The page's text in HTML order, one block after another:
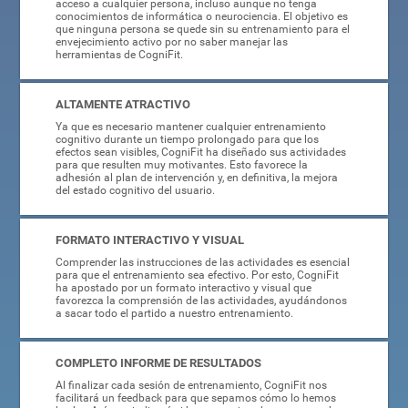
acceso a cualquier persona, incluso aunque no tenga
conocimientos de informática o neurociencia. El objetivo es
que ninguna persona se quede sin su entrenamiento para el
envejecimiento activo por no saber manejar las
herramientas de CogniFit.
ALTAMENTE ATRACTIVO
Ya que es necesario mantener cualquier entrenamiento
cognitivo durante un tiempo prolongado para que los
efectos sean visibles, CogniFit ha diseñado sus actividades
para que resulten muy motivantes. Esto favorece la
adhesión al plan de intervención y, en definitiva, la mejora
del estado cognitivo del usuario.
FORMATO INTERACTIVO Y VISUAL
Comprender las instrucciones de las actividades es esencial
para que el entrenamiento sea efectivo. Por esto, CogniFit
ha apostado por un formato interactivo y visual que
favorezca la comprensión de las actividades, ayudándonos
a sacar todo el partido a nuestro entrenamiento.
COMPLETO INFORME DE RESULTADOS
Al finalizar cada sesión de entrenamiento, CogniFit nos
facilitará un feedback para que sepamos cómo lo hemos